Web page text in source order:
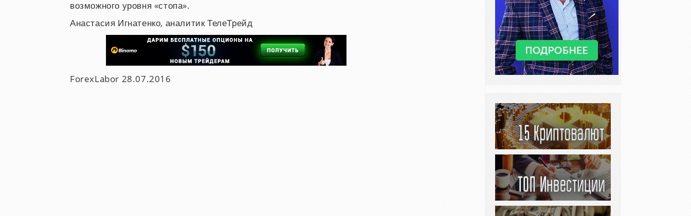
возможного уровня «стопа».
Анастасия Игнатенко, аналитик ТелеТрейд
ForexLabor 28.07.2016